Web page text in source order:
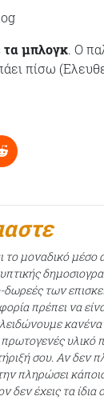
τα μπλογκ. Ο
πίσω
το μοναδικό μέσο
δωρεές των
πρέπει να
υλικό
σου. Αν δεν
πληρώσει
δεν έχεις τα